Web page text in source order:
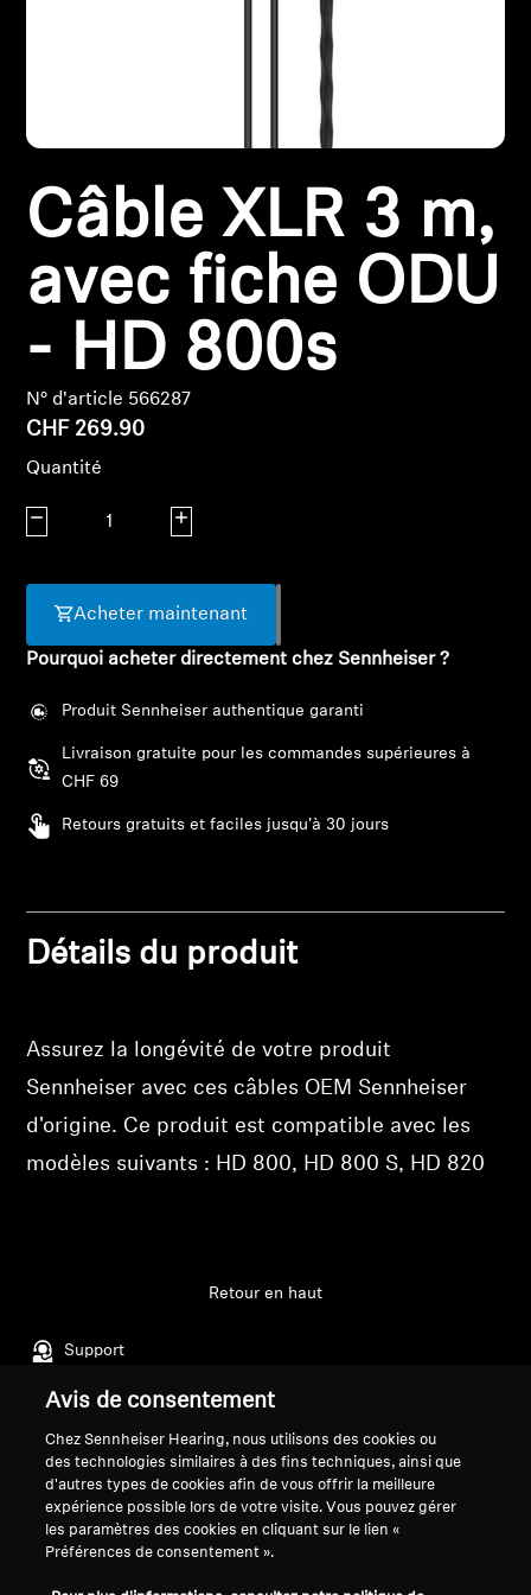
Audition par catégorie
Casques audio pour TV
Ressources audition
Barres de son et Subs AMBEO
Découvrez AMBEO
Pièces et accessoires AMBEO
Explorer
À propos de nous
Sound Space
Support
Câble XLR 3 m,
avec fiche ODU
- HD 800s
N° d'article 566287
CHF 269.90
Quantité
Diminuer la quantitéAugmenter la quantité
Acheter maintenant
Pourquoi acheter directement chez Sennheiser ?
Produit Sennheiser authentique garanti
Livraison gratuite pour les commandes supérieures à
CHF 69
Retours gratuits et faciles jusqu'à 30 jours
Détails du produit
Assurez la longévité de votre produit
Sennheiser avec ces câbles OEM Sennheiser
d'origine. Ce produit est compatible avec les
modèles suivants : HD 800, HD 800 S, HD 820
Support
Retour en haut
Mentions légales
Politique de confidentialité
générale
Conditions générales de vente en
ligne aux consommateurs
Politique de divulgation
Notre entreprise
À propos de nous
Carrière chez Sonova
Contacts presse
Ambassadeurs de la
Avis de consentement
Chez Sennheiser Hearing, nous utilisons des cookies ou
des technologies similaires à des fins techniques, ainsi que
d'autres types de cookies afin de vous offrir la meilleure
expérience possible lors de votre visite. Vous pouvez gérer
les paramètres des cookies en cliquant sur le lien «
Préférences de consentement ».
Connexion requise
vos articles précédemment enregistrés.
Se connecter